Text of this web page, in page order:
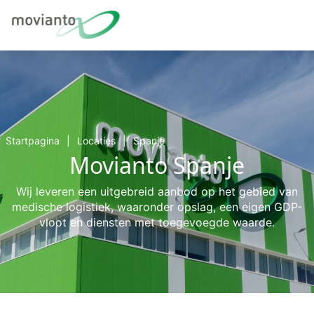
Startpagina Locaties Spanje
Movianto Spanje
Wij leveren een uitgebreid aanbod op het gebied van
medische logistiek, waaronder opslag, een eigen GDP-
vloot en diensten met toegevoegde waarde.